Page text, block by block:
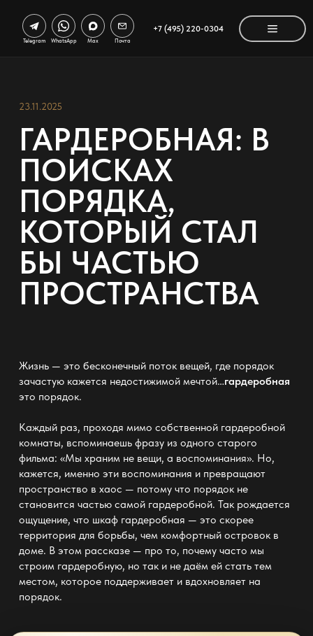
+7 (495) 220-0304
Telegram WhatsApp Max Почта
23.11.2025
ГАРДЕРОБНАЯ: В
ПОИСКАХ
ПОРЯДКА,
КОТОРЫЙ СТАЛ
БЫ ЧАСТЬЮ
ПРОСТРАНСТВА
Жизнь — это бесконечный поток вещей, где порядок
зачастую кажется недостижимой мечтой…гардеробная
это порядок.
Каждый раз, проходя мимо собственной гардеробной
комнаты, вспоминаешь фразу из одного старого
фильма: «Мы храним не вещи, а воспоминания». Но,
кажется, именно эти воспоминания и превращают
пространство в хаос — потому что порядок не
становится частью самой гардеробной. Так рождается
ощущение, что шкаф гардеробная — это скорее
территория для борьбы, чем комфортный островок в
доме. В этом рассказе — про то, почему часто мы
строим гардеробную, но так и не даём ей стать тем
местом, которое поддерживает и вдохновляет на
порядок.